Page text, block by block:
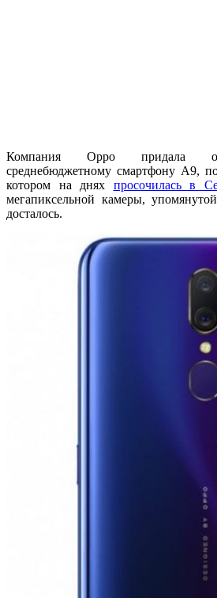
Компания Oppo придала
среднебюджетному смартфону A9,
котором на днях просочилась в
мегапиксельной камеры,
досталось.